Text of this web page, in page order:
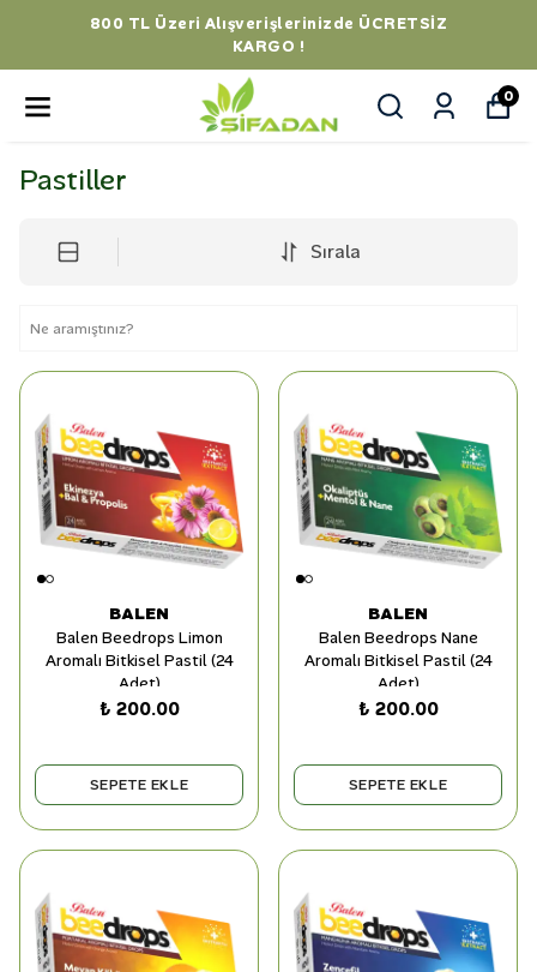
TL Üzeri Alışverişlerinizde ÜCRETSİZ
0
Pastiller
Sırala
BALEN
Balen Beedrops Limon
Aromalı Bitkisel Pastil (24
Adet)
₺ 200.00
SEPETE EKLE
BALEN
Balen Beedrops Nane
Aromalı Bitkisel Pastil (24
Adet)
₺ 200.00
SEPETE EKLE